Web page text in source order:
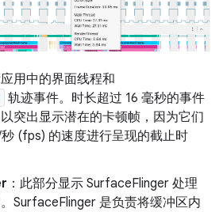
用中的界面线程和
轨迹事件。时长超过 16 毫秒的事件
突出显示潜在的卡顿帧，因为它们
(fps) 的速度进行呈现的截止时
：此部分显示 SurfaceFlinger 处理
SurfaceFlinger 是负责将缓冲区内